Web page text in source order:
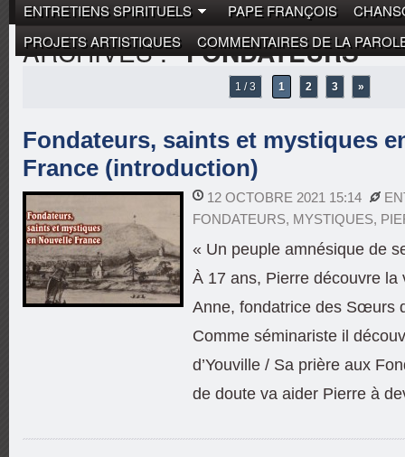
ENTRETIENS SPIRITUELS
PAPE FRANÇOIS
PROJETS ARTISTIQUES
COMMENTAIRES DE LA
ARCHIVES :"FONDATEURS"
1 / 3 1 2 3 »
Fondateurs, saints et mystiques
France (introduction)
12 OCTOBRE 2021 15:14
FONDATEURS, MYSTIQUES,
« Un peuple amnésique de
À 17 ans, Pierre découvre la
Anne, fondatrice des Sœurs
Comme séminariste il
d’Youville / Sa prière aux
de doute va aider Pierre à